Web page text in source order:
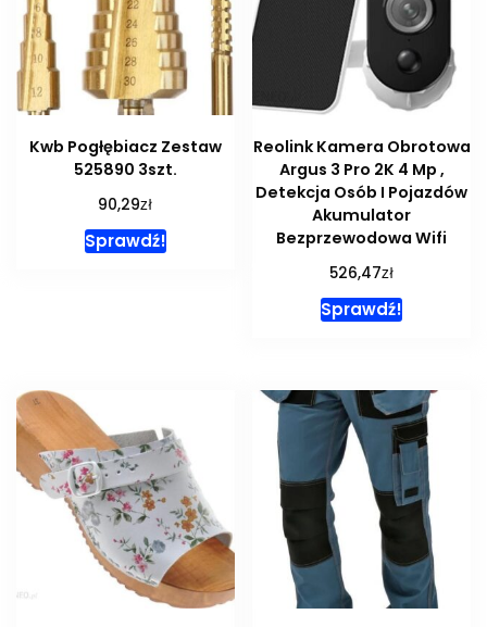
Kwb Pogłębiacz Zestaw
525890 3szt.
90,29zł
Sprawdź!
Reolink Kamera Obrotowa
Argus 3 Pro 2K 4 Mp ,
Detekcja Osób I Pojazdów
Akumulator
Bezprzewodowa Wifi
526,47zł
Sprawdź!